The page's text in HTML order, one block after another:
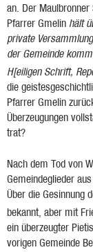
an. Der
Pfarrer Gmelin hält
private
der Gemeinde
H[eiligen Schrift,
die
Pfarrer Gmelin
Überzeugungen
trat?
Nach dem Tod von
Gemeindeglieder
Über die Gesinnung
bekannt, aber mit
ein überzeugter
vo­rigen Gemeinde